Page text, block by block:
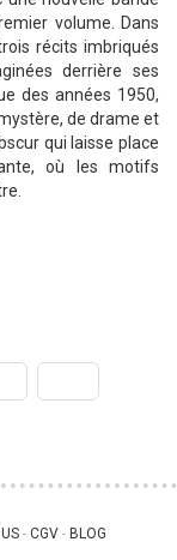
volume. Dans
récits imbriqués
derrière ses
des années 1950,
de drame et
qui laisse place
où les motifs
- CGV - BLOG